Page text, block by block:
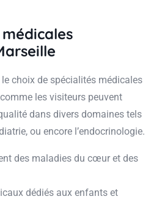
choix de spécialités médicales
les visiteurs peuvent
dans divers domaines tels
ou encore l’endocrinologie.
des maladies du cœur et des
dédiés aux enfants et